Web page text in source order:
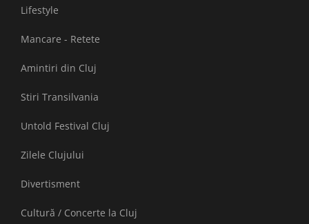
Lifestyle
Mancare - Retete
Amintiri din Cluj
Stiri Transilvania
Untold Festival Cluj
Zilele Clujului
Divertisment
Cultură / Concerte la Cluj